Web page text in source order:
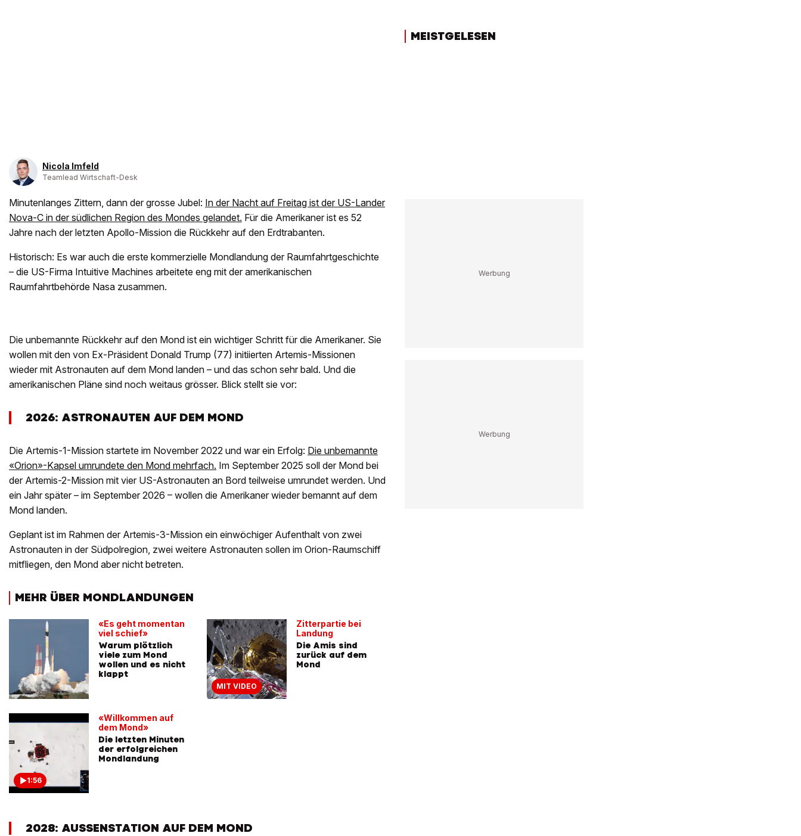
Nicola Imfeld
Teamlead Wirtschaft-Desk
Minutenlanges Zittern, dann der grosse Jubel: In der Nacht auf Freitag ist der US-Lander
Nova-C in der südlichen Region des Mondes gelandet. Für die Amerikaner ist es 52
Jahre nach der letzten Apollo-Mission die Rückkehr auf den Erdtrabanten.
Historisch: Es war auch die erste kommerzielle Mondlandung der Raumfahrtgeschichte
– die US-Firma Intuitive Machines arbeitete eng mit der amerikanischen
Raumfahrtbehörde Nasa zusammen.
Die unbemannte Rückkehr auf den Mond ist ein wichtiger Schritt für die Amerikaner. Sie
wollen mit den von Ex-Präsident Donald Trump (77) initiierten Artemis-Missionen
wieder mit Astronauten auf dem Mond landen – und das schon sehr bald. Und die
amerikanischen Pläne sind noch weitaus grösser. Blick stellt sie vor:
2026: ASTRONAUTEN AUF DEM MOND
Die Artemis-1-Mission startete im November 2022 und war ein Erfolg: Die unbemannte
«Orion»-Kapsel umrundete den Mond mehrfach. Im September 2025 soll der Mond bei
der Artemis-2-Mission mit vier US-Astronauten an Bord teilweise umrundet werden. Und
ein Jahr später – im September 2026 – wollen die Amerikaner wieder bemannt auf dem
Mond landen.
Geplant ist im Rahmen der Artemis-3-Mission ein einwöchiger Aufenthalt von zwei
Astronauten in der Südpolregion, zwei weitere Astronauten sollen im Orion-Raumschiff
mitfliegen, den Mond aber nicht betreten.
MEHR ÜBER MONDLANDUNGEN
«Es geht momentan
viel schief»
Warum plötzlich
viele zum Mond
wollen und es nicht
klappt
1:56
«Willkommen auf
dem Mond»
Die letzten Minuten
der erfolgreichen
Mondlandung
MIT VIDEO
Zitterpartie bei
Landung
Die Amis sind
zurück auf dem
Mond
2028: AUSSENSTATION AUF DEM MOND
MEISTGELESEN